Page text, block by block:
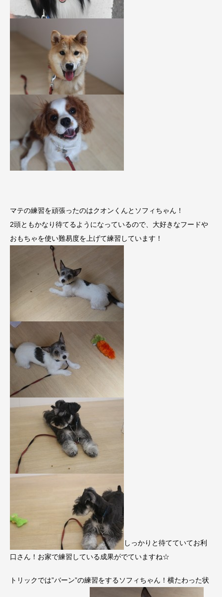
マテの練習を頑張ったのはクオンくんとソフィちゃん！
2頭ともかなり待てるようになっているので、大好きなフードや
おもちゃを使い難易度を上げて練習しています！
しっかりと待てていてお利
口さん！お家で練習している成果がでていますね☆
トリックでは”バーン”の練習をするソフィちゃん！横たわった状